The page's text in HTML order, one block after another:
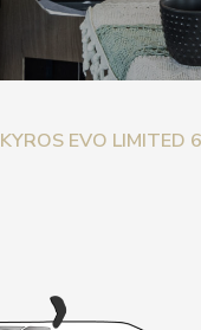
KYROS EVO LIMITED